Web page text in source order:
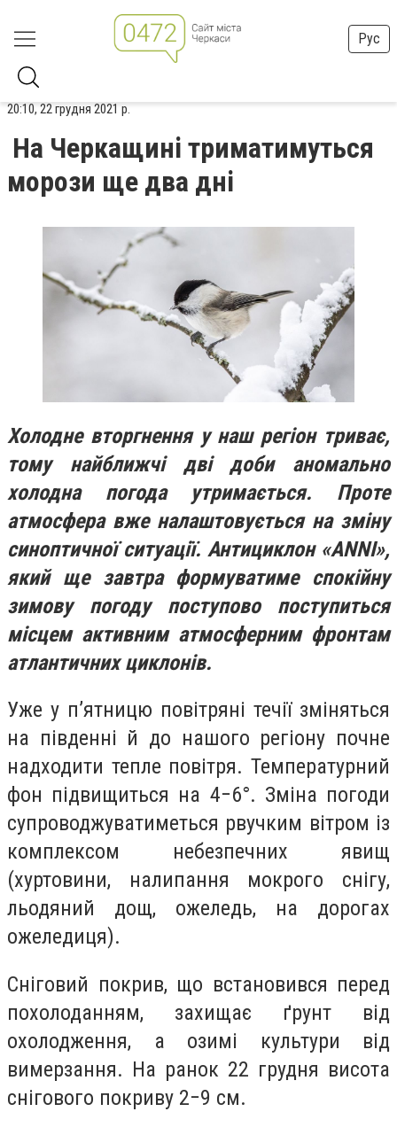
Рус
20:10, 22 грудня 2021 р.
На Черкащині триматимуться
морози ще два дні
Холодне вторгнення у наш регіон триває,
тому найближчі дві доби аномально
холодна погода утримається. Проте
атмосфера вже налаштовується на зміну
синоптичної ситуації. Антициклон «ANNI»,
який ще завтра формуватиме спокійну
зимову погоду поступово поступиться
місцем активним атмосферним фронтам
атлантичних циклонів.
Уже у п’ятницю повітряні течії зміняться
на південні й до нашого регіону почне
надходити тепле повітря. Температурний
фон підвищиться на 4−6°. Зміна погоди
супроводжуватиметься рвучким вітром із
комплексом небезпечних явищ
(хуртовини, налипання мокрого снігу,
льодяний дощ, ожеледь, на дорогах
ожеледиця).
Сніговий покрив, що встановився перед
похолоданням, захищає ґрунт від
охолодження, а озимі культури від
вимерзання. На ранок 22 грудня висота
снігового покриву 2−9 см.